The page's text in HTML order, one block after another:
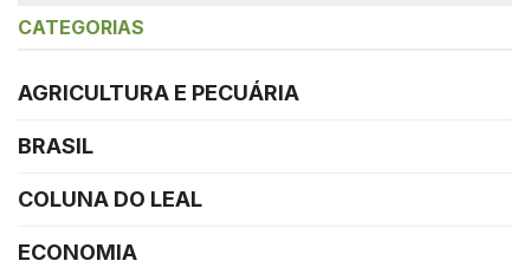
CATEGORIAS
AGRICULTURA E PECUÁRIA
BRASIL
COLUNA DO LEAL
ECONOMIA